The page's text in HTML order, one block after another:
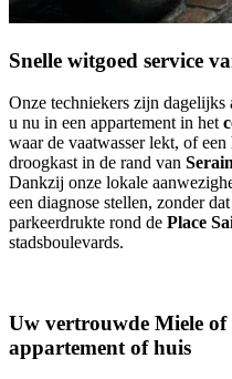
Snelle witgoed service
Onze techniekers zijn
u nu in een appartement in het
waar de vaatwasser lekt, of
droogkast in de rand van
Dankzij onze lokale
een diagnose stellen, zonder
parkeerdrukte rond de Place
stadsboulevards.
Uw vertrouwde Miele of
appartement of huis